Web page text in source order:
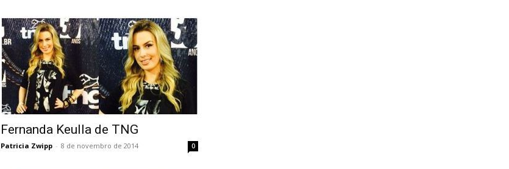
Fernanda Keulla de TNG
Patricia Zwipp - 8 de novembro de 2014 0